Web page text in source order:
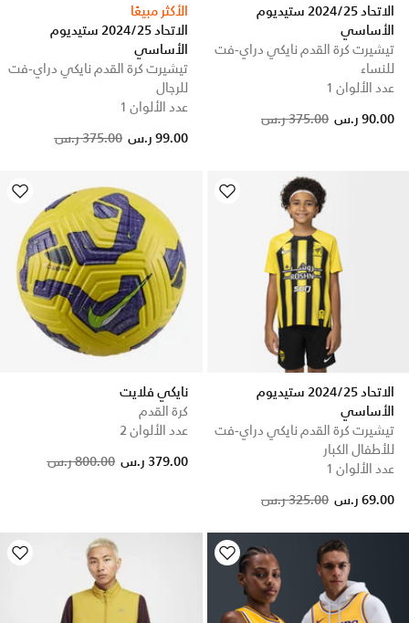
الاتحاد 2024/25 ستيديوم
الأساسي
تيشيرت كرة القدم نايكي دراي-فت
للنساء
عدد الألوان 1
Price reduced from
375.00 ر.س to 90.00 ر.س
الأكثر مبيعًا
الاتحاد 2024/25 ستيديوم
الأساسي
تيشيرت كرة القدم نايكي دراي-فت
للرجال
عدد الألوان 1
Price reduced from
375.00 ر.س to 99.00 ر.س
الاتحاد 2024/25 ستيديوم
الأساسي
تيشيرت كرة القدم نايكي دراي-فت
للأطفال الكبار
عدد الألوان 1
Price reduced from
325.00 ر.س to 69.00 ر.س
نايكي فلايت
كرة القدم
عدد الألوان 2
Price reduced from
800.00 ر.س to 379.00 ر.س